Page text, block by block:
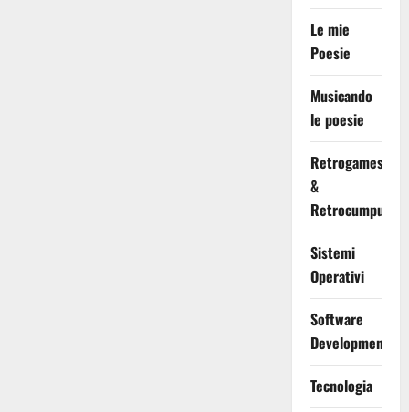
Le mie
Poesie
Musicando
le poesie
Retrogames
&
Retrocumputing
Sistemi
Operativi
Software
Development
Tecnologia